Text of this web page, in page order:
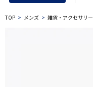
TOP メンズ 雑貨・アクセサリー